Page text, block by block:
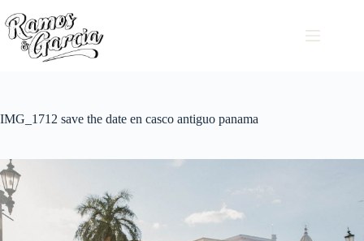
IMG_1712 save the date en casco antiguo panama